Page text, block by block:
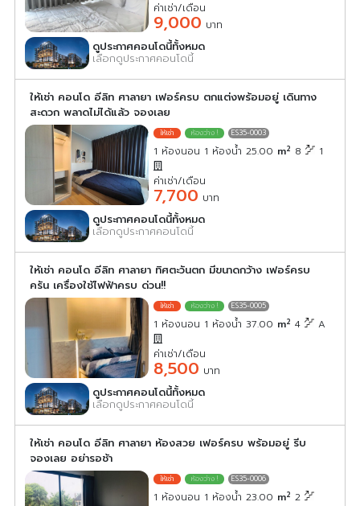
ค่าเช่า/เดือน
9,000 บาท
ดูประกาศคอนโดนี้ทั้งหมด
เลือกดูประกาศคอนโดนี้
ให้เช่า คอนโด อีลิท ศาลายา เฟอร์ครบ ตกแต่งพร้อมอยู่ เดินทาง
สะดวก พลาดไม่ได้แล้ว จองเลย
ES35-0003
1 ห้องนอน 1 ห้องน้ำ 25.00 m2 8 1
ค่าเช่า/เดือน
7,700 บาท
ดูประกาศคอนโดนี้ทั้งหมด
เลือกดูประกาศคอนโดนี้
ให้เช่า คอนโด อีลิท ศาลายา ทิศตะวันตก มีขนาดกว้าง เฟอร์ครบ
ครัน เครื่องใช้ไฟฟ้าครบ ด่วน!!
ES35-0005
1 ห้องนอน 1 ห้องน้ำ 37.00 m2 4 A
ค่าเช่า/เดือน
8,500 บาท
ดูประกาศคอนโดนี้ทั้งหมด
เลือกดูประกาศคอนโดนี้
ให้เช่า คอนโด อีลิท ศาลายา ห้องสวย เฟอร์ครบ พร้อมอยู่ รีบ
จองเลย อย่ารอช้า
ES35-0006
1 ห้องนอน 1 ห้องน้ำ 23.00 m2 2